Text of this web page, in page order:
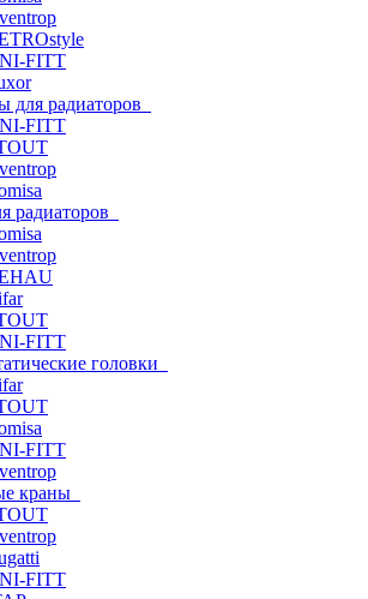
FITT
для радиаторов
FITT
радиаторов
FITT
головки
FITT
краны
FITT